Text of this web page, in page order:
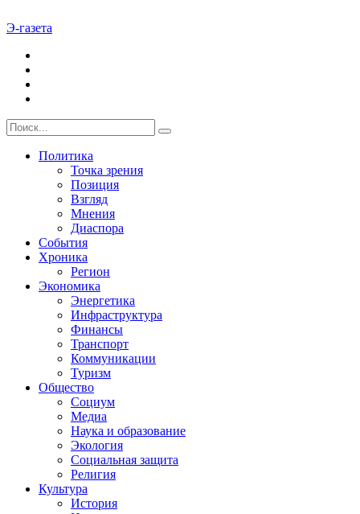
Э-газета
Политика
Точка зрения
Позиция
Взгляд
Мнения
Диаспора
События
Хроника
Регион
Экономика
Энергетика
Инфраструктура
Финансы
Транспорт
Коммуникации
Туризм
Общество
Социум
Медиа
Наука и образование
Экология
Социальная защита
Религия
Культура
История